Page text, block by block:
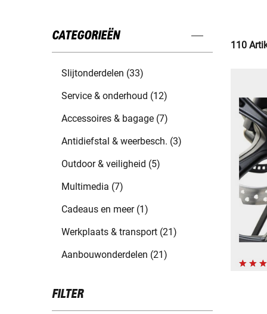
CATEGORIEËN
Slijtonderdelen (33)
Service & onderhoud (12)
Accessoires & bagage (7)
Antidiefstal & weerbesch. (3)
Outdoor & veiligheid (5)
Multimedia (7)
Cadeaus en meer (1)
Werkplaats & transport (21)
Aanbouwonderdelen (21)
FILTER
110